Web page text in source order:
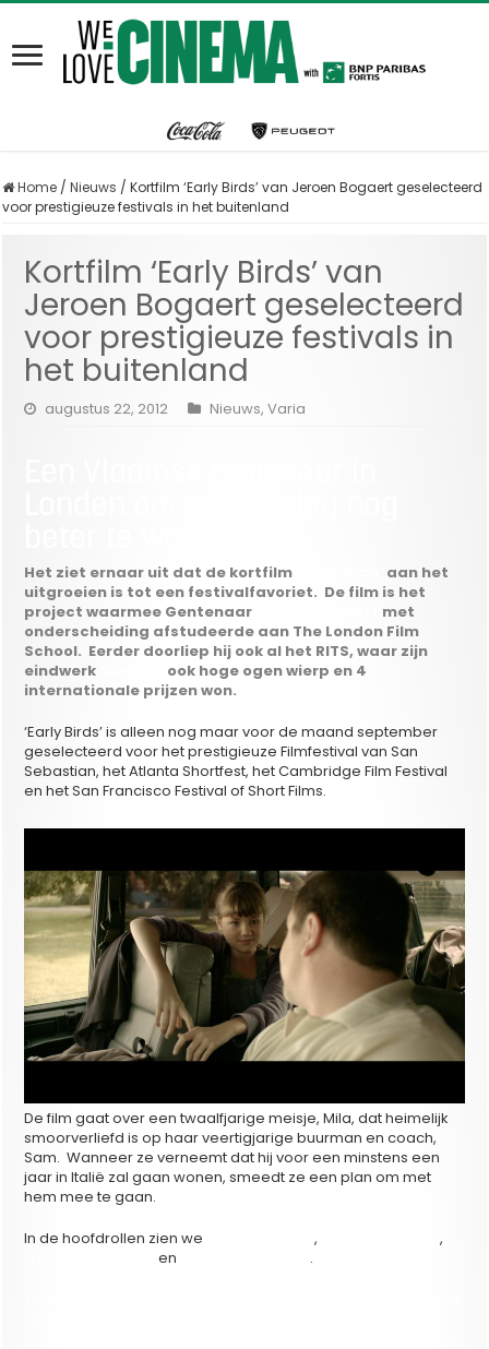
Home / Nieuws / Kortfilm ‘Early Birds’ van Jeroen Bogaert geselecteerd
voor prestigieuze festivals in het buitenland
Kortfilm ‘Early Birds’ van
Jeroen Bogaert geselecteerd
voor prestigieuze festivals in
het buitenland
augustus 22, 2012 Nieuws,Varia
Het ziet ernaar uit dat de kortfilm
aan het
uitgroeien is tot een festivalfavoriet. De film is het
project waarmee Gentenaar
met
onderscheiding afstudeerde aan The London Film
School. Eerder doorliep hij ook al het RITS, waar zijn
eindwerk
ook hoge ogen wierp en 4
internationale prijzen won.
‘Early Birds’ is alleen nog maar voor de maand september
geselecteerd voor het prestigieuze Filmfestival van San
Sebastian, het Atlanta Shortfest, het Cambridge Film Festival
en het San Francisco Festival of Short Films.
De film gaat over een twaalfjarige meisje, Mila, dat heimelijk
smoorverliefd is op haar veertigjarige buurman en coach,
Sam. Wanneer ze verneemt dat hij voor een minstens een
jaar in Italië zal gaan wonen, smeedt ze een plan om met
hem mee te gaan.
In de hoofdrollen zien we
Szaga Lauwers, Tom Van Bauwel,
Frank Vercruyssenen
.